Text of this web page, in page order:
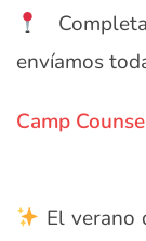
envíamos
Camp
El verano